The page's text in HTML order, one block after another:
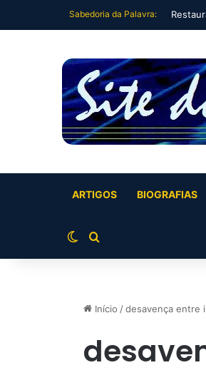
Sabedoria da Palavra:
ARTIGOS BIOGRAFIAS
Switch skin
Buscar por
Início /desavença entre